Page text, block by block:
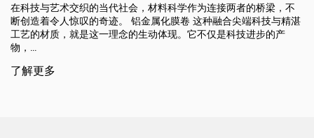
在科技与艺术交织的当代社会，材料科学作为连接两者的桥梁，不
断创造着令人惊叹的奇迹。 铝金属化膜卷 这种融合尖端科技与精湛
工艺的材质，就是这一理念的生动体现。它不仅是科技进步的产
物，...
了解更多